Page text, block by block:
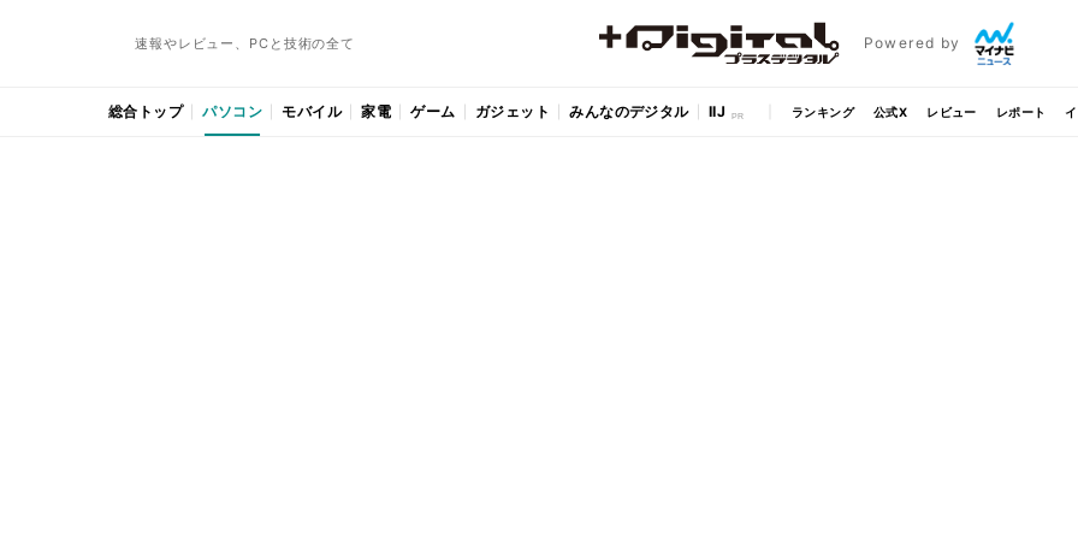
速報やレビュー、PCと技術の全て Powered by
総合トップ パソコン モバイル 家電 ゲーム ガジェット みんなのデジタル IIJ ランキング 公式X レビュー レポート